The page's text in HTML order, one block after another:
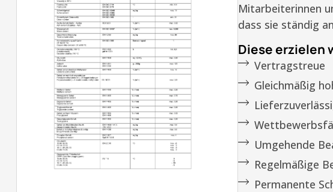
Mitarbeiterinnen
dass sie ständig
Diese erzielen
Vertragstreue
Gleichmäßig
Umgehende
Regelmäßige
Permanente